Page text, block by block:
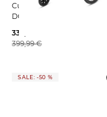
Cube | Fahrradanhänger
DOUBLE PURE
332,15 €
399,99 €
SALE: -50 %